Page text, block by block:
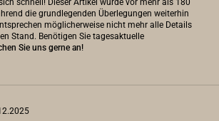
schnell! Dieser Artikel wurde vor mehr als 180
die grundlegenden Überlegungen weiterhin
möglicherweise nicht mehr alle Details
Stand. Benötigen Sie tagesaktuelle
Sie uns gerne an!